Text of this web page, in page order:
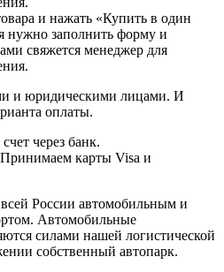
и нажать «Купить в один
нужно заполнить форму и
свяжется менеджер для
и юридическими лицами. И
оплаты.
через банк.
карты Visa и
России автомобильным и
Автомобильные
силами нашей логистической
собственный автопарк.